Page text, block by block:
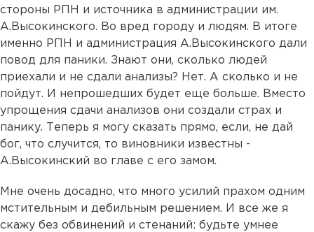
стороны РПН и источника в администрации им.
А.Высокинского. Во вред городу и людям. В итоге
именно РПН и администрация А.Высокинского дали
повод для паники. Знают они, сколько людей
приехали и не сдали анализы? Нет. А сколько и не
пойдут. И непрошедших будет еще больше. Вместо
упрощения сдачи анализов они создали страх и
панику. Теперь я могу сказать прямо, если, не дай
бог, что случится, то виновники известны -
А.Высокинский во главе с его замом.
Мне очень досадно, что много усилий прахом одним
мстительным и дебильным решением. И все же я
скажу без обвинений и стенаний: будьте умнее